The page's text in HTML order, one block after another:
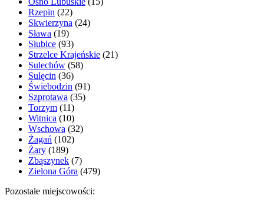
Rzepin (22)
Skwierzyna (24)
Sława (19)
Słubice (93)
Strzelce Krajeńskie (21)
Sulechów (58)
Sulęcin (36)
Świebodzin (91)
Szprotawa (35)
Torzym (11)
Witnica (10)
Wschowa (32)
Żagań (102)
Żary (189)
Zbąszynek (7)
Zielona Góra (479)
Pozostałe miejscowości: